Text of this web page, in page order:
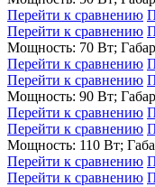
Перейти к сравнению
Перейти к сравнению
Мощность: 70 Вт;
Перейти к сравнению
Перейти к сравнению
Мощность: 90 Вт;
Перейти к сравнению
Перейти к сравнению
Мощность: 110 Вт;
Перейти к сравнению
Перейти к сравнению